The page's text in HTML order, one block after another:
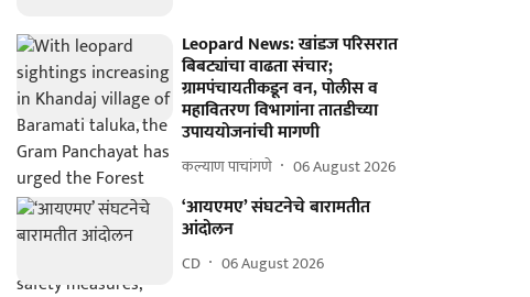
Leopard News: खांडज परिसरात
बिबट्यांचा वाढता संचार;
ग्रामपंचायतीकडून वन, पोलीस व
महावितरण विभागांना तातडीच्या
उपाययोजनांची मागणी
कल्याण पाचांगणे 06 August 2026
‘आयएमए’ संघटनेचे बारामतीत
आंदोलन
CD 06 August 2026